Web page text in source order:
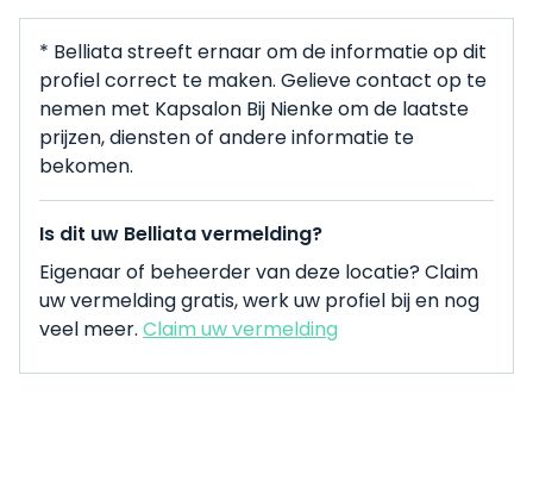
* Belliata streeft ernaar om de informatie op dit
profiel correct te maken. Gelieve contact op te
nemen met Kapsalon Bij Nienke om de laatste
prijzen, diensten of andere informatie te
bekomen.
Is dit uw Belliata vermelding?
Eigenaar of beheerder van deze locatie? Claim
uw vermelding gratis, werk uw profiel bij en nog
veel meer. Claim uw vermelding